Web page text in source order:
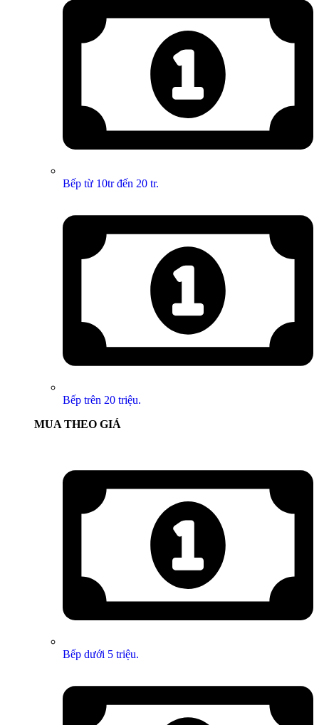
Bếp từ 10tr đến 20 tr.
Bếp trên 20 triệu.
MUA THEO GIÁ
Bếp dưới 5 triệu.